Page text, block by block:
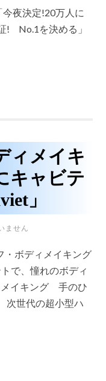
夜決定!20万人に
! No.1を決める」
ィメイキ
キャビテ
」
ません
ボディメイキング
で、憧れのボディ
メイキング 手のひ
次世代の超小型ハ